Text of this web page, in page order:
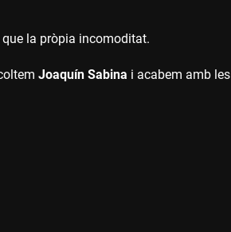
la pròpia incomoditat.
Joaquín Sabina i acabem amb les